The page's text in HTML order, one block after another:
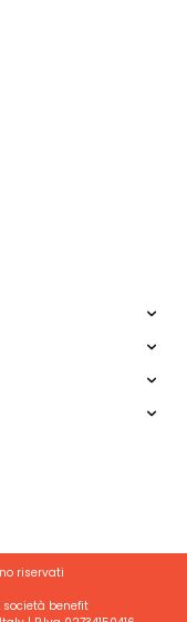
riservati
benefit